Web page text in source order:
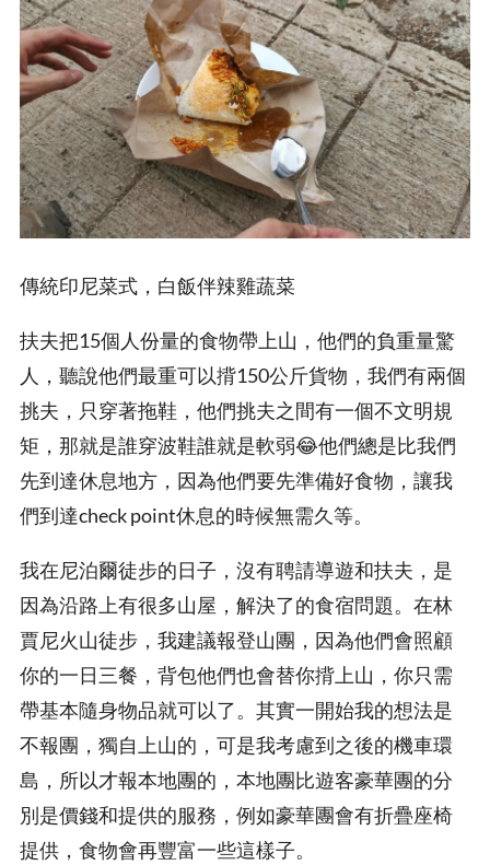
傳統印尼菜式，白飯伴辣雞蔬菜
扶夫把15個人份量的食物帶上山，他們的負重量驚
人，聽說他們最重可以揹150公斤貨物，我們有兩個
挑夫，只穿著拖鞋，他們挑夫之間有一個不文明規
矩，那就是誰穿波鞋誰就是軟弱😂他們總是比我們
先到達休息地方，因為他們要先準備好食物，讓我
們到達check point休息的時候無需久等。
我在尼泊爾徒步的日子，沒有聘請導遊和扶夫，是
因為沿路上有很多山屋，解決了的食宿問題。在林
賈尼火山徒步，我建議報登山團，因為他們會照顧
你的一日三餐，背包他們也會替你揹上山，你只需
帶基本隨身物品就可以了。其實一開始我的想法是
不報團，獨自上山的，可是我考慮到之後的機車環
島，所以才報本地團的，本地團比遊客豪華團的分
別是價錢和提供的服務，例如豪華團會有折疊座椅
提供，食物會再豐富一些這樣子。